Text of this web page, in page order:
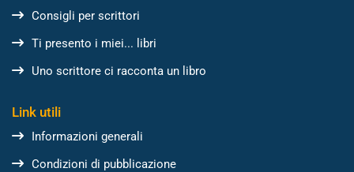
Consigli per scrittori
Ti presento i miei... libri
Uno scrittore ci racconta un libro
Link utili
Informazioni generali
Condizioni di pubblicazione